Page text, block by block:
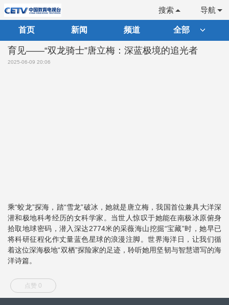
导航
搜索
首页 新闻 频道 全部
育见——“双龙骑士”唐立梅：深蓝极境的追光者
2025-06-09 20:06
乘“蛟龙”探海，踏“雪龙”破冰，她就是唐立梅，我国首位兼具大洋深
潜和极地科考经历的女科学家。当世人惊叹于她能在南极冰原俯身
拾取地球密码，潜入深达2774米的采薇海山挖掘“宝藏”时，她早已
将科研征程化作丈量蓝色星球的浪漫注脚。世界海洋日，让我们循
着这位深海极地“双栖”探险家的足迹，聆听她用坚韧与智慧谱写的海
洋诗篇。
点赞 0